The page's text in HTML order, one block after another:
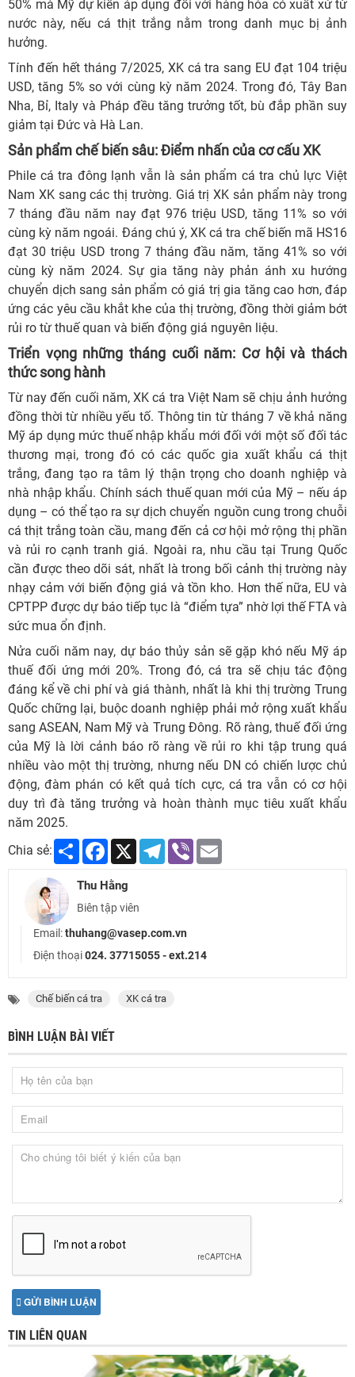
50% mà Mỹ dự kiến áp dụng đối với hàng hóa có xuất xứ từ
nước này, nếu cá thịt trắng nằm trong danh mục bị ảnh
hưởng.
Tính đến hết tháng 7/2025, XK cá tra sang EU đạt 104 triệu
USD, tăng 5% so với cùng kỳ năm 2024. Trong đó, Tây Ban
Nha, Bỉ, Italy và Pháp đều tăng trưởng tốt, bù đắp phần suy
giảm tại Đức và Hà Lan.
Sản phẩm chế biến sâu: Điểm nhấn của cơ cấu XK
Phile cá tra đông lạnh vẫn là sản phẩm cá tra chủ lực Việt
Nam XK sang các thị trường. Giá trị XK sản phẩm này trong
7 tháng đầu năm nay đạt 976 triệu USD, tăng 11% so với
cùng kỳ năm ngoái. Đáng chú ý, XK cá tra chế biến mã HS16
đạt 30 triệu USD trong 7 tháng đầu năm, tăng 41% so với
cùng kỳ năm 2024. Sự gia tăng này phản ánh xu hướng
chuyển dịch sang sản phẩm có giá trị gia tăng cao hơn, đáp
ứng các yêu cầu khắt khe của thị trường, đồng thời giảm bớt
rủi ro từ thuế quan và biến động giá nguyên liệu.
Triển vọng những tháng cuối năm: Cơ hội và thách
thức song hành
Từ nay đến cuối năm, XK cá tra Việt Nam sẽ chịu ảnh hưởng
đồng thời từ nhiều yếu tố. Thông tin từ tháng 7 về khả năng
Mỹ áp dụng mức thuế nhập khẩu mới đối với một số đối tác
thương mại, trong đó có các quốc gia xuất khẩu cá thịt
trắng, đang tạo ra tâm lý thận trọng cho doanh nghiệp và
nhà nhập khẩu. Chính sách thuế quan mới của Mỹ – nếu áp
dụng – có thể tạo ra sự dịch chuyển nguồn cung trong chuỗi
cá thịt trắng toàn cầu, mang đến cả cơ hội mở rộng thị phần
và rủi ro cạnh tranh giá. Ngoài ra, nhu cầu tại Trung Quốc
cần được theo dõi sát, nhất là trong bối cảnh thị trường này
nhạy cảm với biến động giá và tồn kho. Hơn thế nữa, EU và
CPTPP được dự báo tiếp tục là “điểm tựa” nhờ lợi thế FTA và
sức mua ổn định.
Nửa cuối năm nay, dự báo thủy sản sẽ gặp khó nếu Mỹ áp
thuế đối ứng mới 20%. Trong đó, cá tra sẽ chịu tác động
đáng kể về chi phí và giá thành, nhất là khi thị trường Trung
Quốc chững lại, buộc doanh nghiệp phải mở rộng xuất khẩu
sang ASEAN, Nam Mỹ và Trung Đông. Rõ ràng, thuế đối ứng
của Mỹ là lời cảnh báo rõ ràng về rủi ro khi tập trung quá
nhiều vào một thị trường, nhưng nếu DN có chiến lược chủ
động, đàm phán có kết quả tích cực, cá tra vẫn có cơ hội
duy trì đà tăng trưởng và hoàn thành mục tiêu xuất khẩu
năm 2025.
Chia sẻ:
Share Facebook
X Telegram
Viber
Thu Hằng
Biên tập viên
Email:thuhang@vasep.com.vn
Điện thoại024. 37715055 - ext.214
Chế biến cá tra XK cá tra
BÌNH LUẬN BÀI VIẾT
GỬI BÌNH LUẬN
TIN LIÊN QUAN